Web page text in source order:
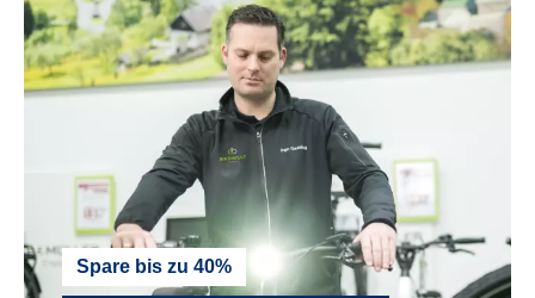
VORBAU :
einstellbar
ZAHNRIEMEN :
ZULÄSSIGES GESAMTGEWICHT :
Spare bis zu 40%